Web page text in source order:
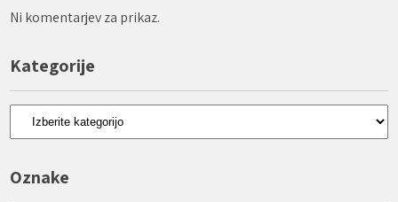
Ni komentarjev za prikaz.
Kategorije
Kategorije
Oznake